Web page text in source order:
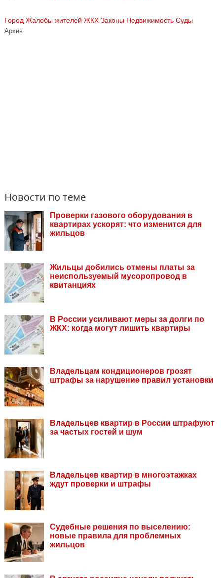
Город Жалобы жителей ЖКХ Законы Недвижимость Суды
Архив
Новости по теме
Проверки газового оборудования в
квартирах ускорят: что изменится для
жильцов
Жильцы добились отмены платы за
неиспользуемый мусоропровод в
квитанциях
В России усиливают меры за долги по
ЖКХ: когда могут лишить квартиры
Владельцам кондиционеров грозят
штрафы за нарушение правил установки
Владельцев квартир в России штрафуют
за частых гостей и шум
Владельцев квартир в многоэтажках
ждут проверки и штрафы
Судебные решения по выселению:
новые правила для проблемных
жильцов